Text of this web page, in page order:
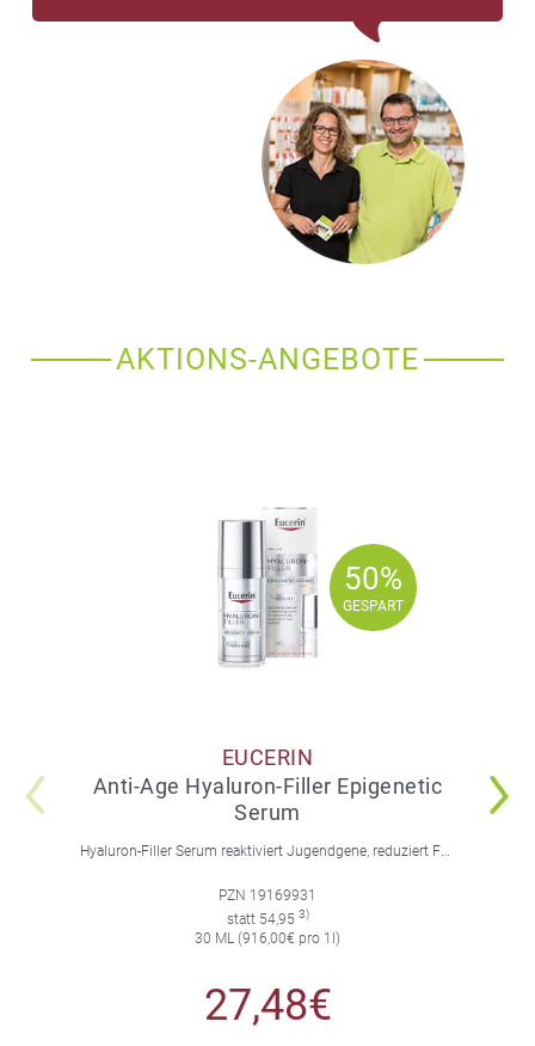
eines der ältesten Hausmittel gegen Beschwerden in
AKTIONS-ANGEBOTE
50%
GESPART
50%
GESPART
EUCERIN
Anti-Age Hyaluron-Filler Epigenetic
Serum
Hyaluron-Filler Serum reaktiviert Jugendgene, reduziert Falten und feine Linien, spendet intensive Feuchtigkeit und strafft die Gesichtskonturen.
PZN 19169931
statt 54,95 3)
30 ML (916,00€ pro 1l)
27,48€